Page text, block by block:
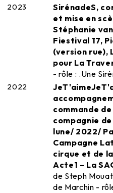
2023
SirénadeS,
et mise en
Stéphanie
Fiestival 17,
(version rue),
pour La
- rôle : .Une
2022
commande
compagnie
lune/ 2022/
Campagne
cirque et de
Acte1 – La
de Steph
de Marchin -